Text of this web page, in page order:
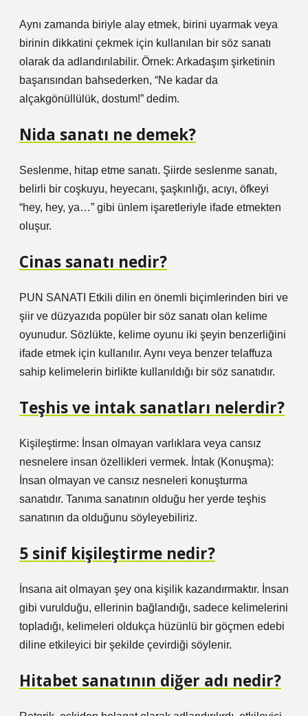
Aynı zamanda biriyle alay etmek, birini uyarmak veya
birinin dikkatini çekmek için kullanılan bir söz sanatı
olarak da adlandırılabilir. Örnek: Arkadaşım şirketinin
başarısından bahsederken, “Ne kadar da
alçakgönüllülük, dostum!” dedim.
Nida sanatı ne demek?
Seslenme, hitap etme sanatı. Şiirde seslenme sanatı,
belirli bir coşkuyu, heyecanı, şaşkınlığı, acıyı, öfkeyi
“hey, hey, ya…” gibi ünlem işaretleriyle ifade etmekten
oluşur.
Cinas sanatı nedir?
PUN SANATI Etkili dilin en önemli biçimlerinden biri ve
şiir ve düzyazıda popüler bir söz sanatı olan kelime
oyunudur. Sözlükte, kelime oyunu iki şeyin benzerliğini
ifade etmek için kullanılır. Aynı veya benzer telaffuza
sahip kelimelerin birlikte kullanıldığı bir söz sanatıdır.
Teşhis ve intak sanatları nelerdir?
Kişileştirme: İnsan olmayan varlıklara veya cansız
nesnelere insan özellikleri vermek. İntak (Konuşma):
İnsan olmayan ve cansız nesneleri konuşturma
sanatıdır. Tanıma sanatının olduğu her yerde teşhis
sanatının da olduğunu söyleyebiliriz.
5 sinif kişileştirme nedir?
İnsana ait olmayan şey ona kişilik kazandırmaktır. İnsan
gibi vurulduğu, ellerinin bağlandığı, sadece kelimelerini
topladığı, kelimeleri oldukça hüzünlü bir göçmen edebi
diline etkileyici bir şekilde çevirdiği söylenir.
Hitabet sanatının diğer adı nedir?